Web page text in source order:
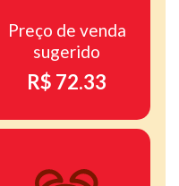
Preço de venda
sugerido
R$ 72.33